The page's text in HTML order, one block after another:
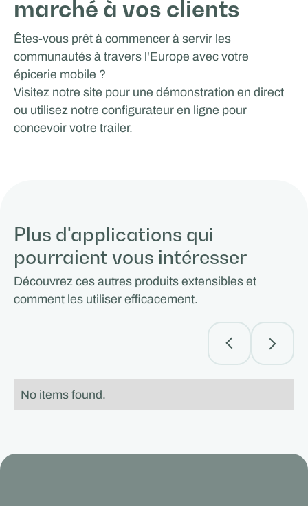
marché à vos clients
Êtes-vous prêt à commencer à servir les
communautés à travers l'Europe avec votre
épicerie mobile ?
Visitez notre site pour une démonstration en direct
ou utilisez notre configurateur en ligne pour
concevoir votre trailer.
Plus d'applications qui
pourraient vous intéresser
Découvrez ces autres produits extensibles et
comment les utiliser efficacement.
No items found.